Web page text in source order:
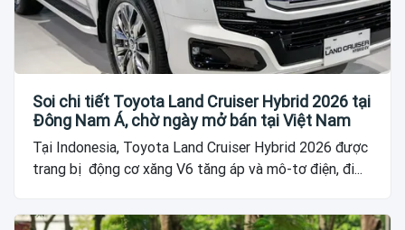
Soi chi tiết Toyota Land Cruiser Hybrid 2026 tại
Đông Nam Á, chờ ngày mở bán tại Việt Nam
Tại Indonesia, Toyota Land Cruiser Hybrid 2026 được
trang bị động cơ xăng V6 tăng áp và mô-tơ điện, đi...